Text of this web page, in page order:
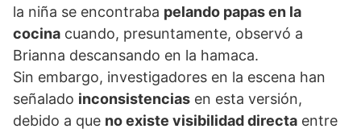
la niña se encontraba pelando papas en la
cocina cuando, presuntamente, observó a
Brianna descansando en la hamaca.
Sin embargo, investigadores en la escena han
señalado inconsistencias en esta versión,
debido a que no existe visibilidad directa entre